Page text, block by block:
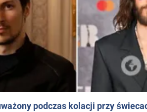
podczas kolacji przy